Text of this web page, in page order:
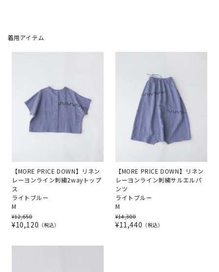
着用アイテム
【MORE PRICE DOWN】リネン
レーヨンライン刺繍2wayトップ
ス
ライトブルー
M
¥12,650
¥10,120 税込
【MORE PRICE DOWN】リネン
レーヨンライン刺繍サルエルパ
ンツ
ライトブルー
M
¥14,300
¥11,440 税込